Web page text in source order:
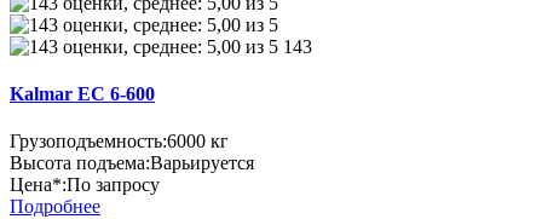
143
Kalmar EC 6-600
Грузоподъемность:6000 кг
Высота подъема:Варьируется
Цена*:По запросу
Подробнее